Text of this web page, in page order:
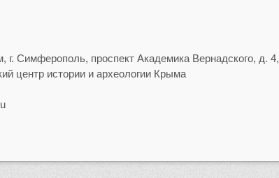
г. Симферополь, проспект Академика Вернадского, д. 4,
центр истории и археологии Крыма